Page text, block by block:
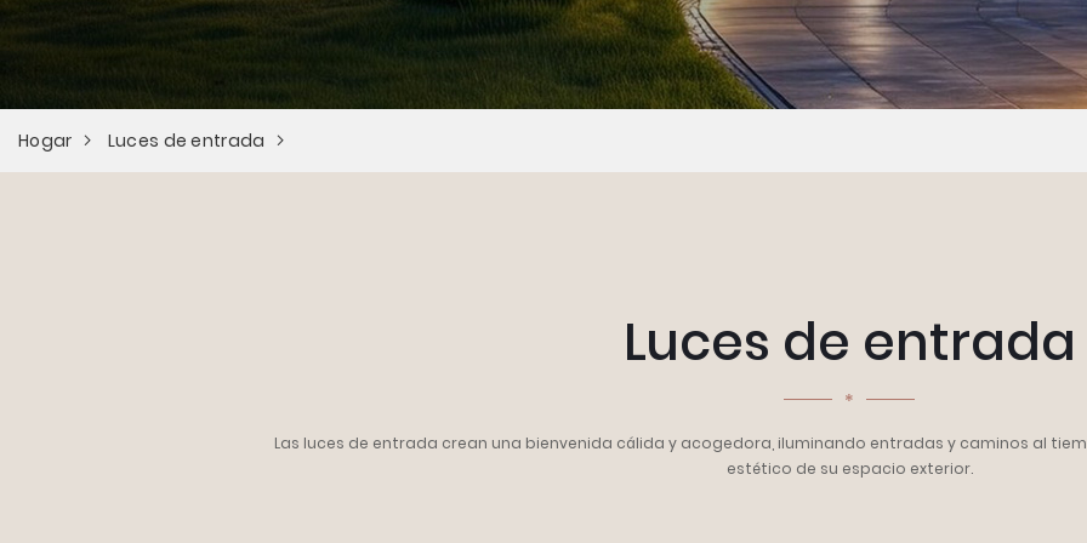
Hogar Luces de entrada
Luces de entrada
*
Las luces de entrada crean una bienvenida cálida y acogedora, iluminando entradas y caminos al
estético de su espacio exterior.